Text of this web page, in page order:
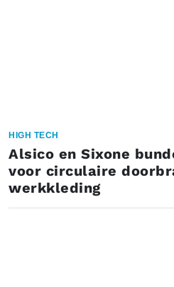
HIGH TECH
Alsico en Sixone
voor circulaire
werkkleding